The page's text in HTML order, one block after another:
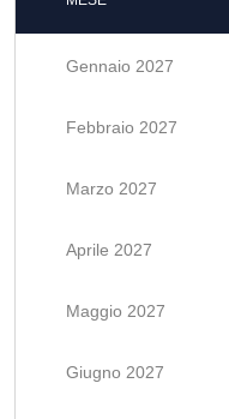
Gennaio 2027
Febbraio 2027
Marzo 2027
Aprile 2027
Maggio 2027
Giugno 2027